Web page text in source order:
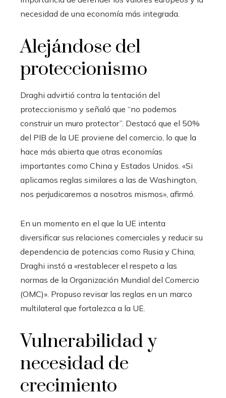
necesidad de una economía más integrada.
Alejándose del
proteccionismo
Draghi advirtió contra la tentación del
proteccionismo y señaló que “no podemos
construir un muro protector”. Destacó que el 50%
del PIB de la UE proviene del comercio, lo que la
hace más abierta que otras economías
importantes como China y Estados Unidos. «Si
aplicamos reglas similares a las de Washington,
nos perjudicaremos a nosotros mismos», afirmó.
En un momento en el que la UE intenta
diversificar sus relaciones comerciales y reducir su
dependencia de potencias como Rusia y China,
Draghi instó a «restablecer el respeto a las
normas de la Organización Mundial del Comercio
(OMC)». Propuso revisar las reglas en un marco
multilateral que fortalezca a la UE.
Vulnerabilidad y
necesidad de
crecimiento